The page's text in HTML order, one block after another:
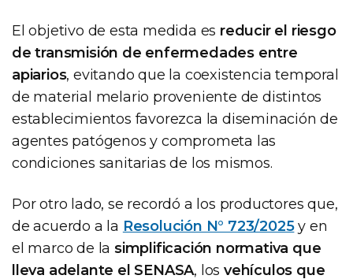
El objetivo de esta medida es reducir el riesgo
de transmisión de enfermedades entre
apiarios, evitando que la coexistencia temporal
de material melario proveniente de distintos
establecimientos favorezca la diseminación de
agentes patógenos y comprometa las
condiciones sanitarias de los mismos.
Por otro lado, se recordó a los productores que,
de acuerdo a la Resolución N° 723/2025y en
el marco de lasimplificación normativa que
lleva adelante el SENASA, losvehículos que